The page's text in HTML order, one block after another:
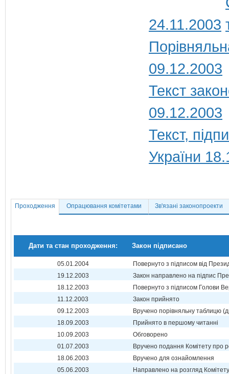
24.11.2003
09.12.2003
Текст
09.12.2003
Текст,
України
Проходження Опрацювання комітетами Зв'язані законопроекти
Дати та стан проходження: Закон підписано
05.01.2004
Повернуто з підписом від
19.12.2003
Закон направлено на підпис
18.12.2003
Повернуто з підписом Голови
11.12.2003
Закон прийнято
09.12.2003
Вручено порівняльну таблицю
18.09.2003
Прийнято в першому читанні
10.09.2003
Обговорено
01.07.2003
Вручено подання Комітету про
18.06.2003
Вручено для ознайомлення
05.06.2003
Направлено на розгляд Комітету